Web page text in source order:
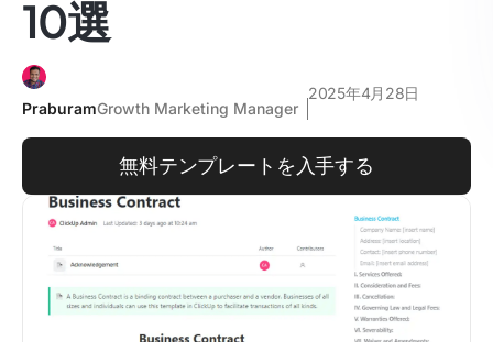
10選
PraburamGrowth Marketing Manager
2025年4月28日
無料テンプレートを入手する